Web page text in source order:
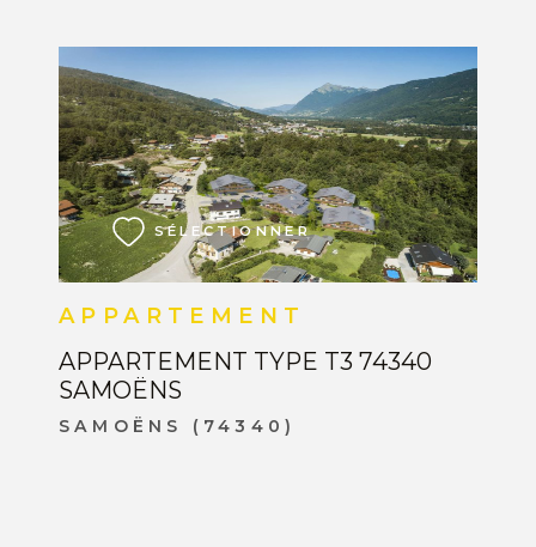
APPARTEMENT
APPARTEMENT TYPE T3 74340
SAMOËNS
SAMOËNS (74340)
SÉLECTIONNER
VOIR LE BIEN